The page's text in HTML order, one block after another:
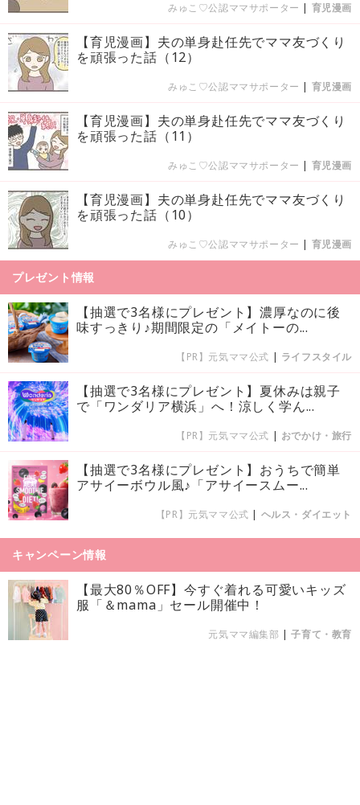
みゅこ♡公認ママサポーター | 育児漫画
【育児漫画】夫の単身赴任先でママ友づくり
を頑張った話（12）
みゅこ♡公認ママサポーター | 育児漫画
【育児漫画】夫の単身赴任先でママ友づくり
を頑張った話（11）
みゅこ♡公認ママサポーター | 育児漫画
【育児漫画】夫の単身赴任先でママ友づくり
を頑張った話（10）
みゅこ♡公認ママサポーター | 育児漫画
プレゼント情報
【抽選で3名様にプレゼント】濃厚なのに後
味すっきり♪期間限定の「メイトーの...
【PR】元気ママ公式 | ライフスタイル
【抽選で3名様にプレゼント】夏休みは親子
で「ワンダリア横浜」へ！涼しく学ん...
【PR】元気ママ公式 | おでかけ・旅行
【抽選で3名様にプレゼント】おうちで簡単
アサイーボウル風♪「アサイースムー...
【PR】元気ママ公式 | ヘルス・ダイエット
キャンペーン情報
【最大80％OFF】今すぐ着れる可愛いキッズ
服「＆mama」セール開催中！
元気ママ編集部 |子育て・教育